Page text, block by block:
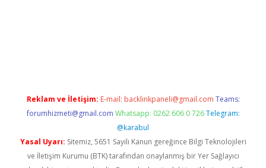
Reklam ve İletişim: E-mail: backlinkpaneli@gmail.com Teams:
forumhizmeti@gmail.com Whatsapp: 0262 606 0 726 Telegram:
@karabul
Yasal Uyarı: Sitemiz, 5651 Sayılı Kanun gereğince Bilgi Teknolojileri
ve İletişim Kurumu (BTK) tarafından onaylanmış bir Yer Sağlayıcı